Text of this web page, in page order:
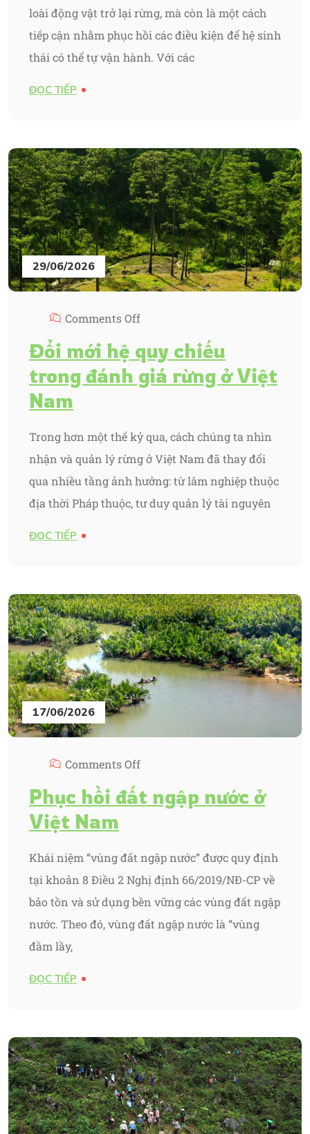
loài động vật trở lại rừng, mà còn là một cách
tiếp cận nhằm phục hồi các điều kiện để hệ sinh
thái có thể tự vận hành. Với các
ĐỌC TIẾP
29/06/2026
Comments Off
Đổi mới hệ quy chiếu
trong đánh giá rừng ở Việt
Nam
Trong hơn một thế kỷ qua, cách chúng ta nhìn
nhận và quản lý rừng ở Việt Nam đã thay đổi
qua nhiều tầng ảnh hưởng: từ lâm nghiệp thuộc
địa thời Pháp thuộc, tư duy quản lý tài nguyên
ĐỌC TIẾP
17/06/2026
Comments Off
Phục hồi đất ngập nước ở
Việt Nam
Khái niệm “vùng đất ngập nước” được quy định
tại khoản 8 Điều 2 Nghị định 66/2019/NĐ-CP về
bảo tồn và sử dụng bền vững các vùng đất ngập
nước. Theo đó, vùng đất ngập nước là “vùng
đầm lầy,
ĐỌC TIẾP